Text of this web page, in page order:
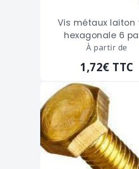
Vis métaux laiton
hexagonale 6
filetage total de 5
m/m
À partir de
1,72€ TTC